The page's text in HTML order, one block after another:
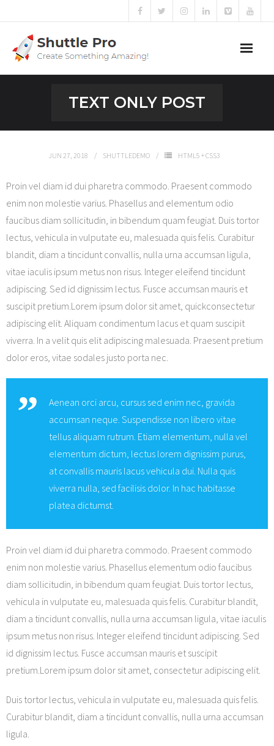
Mega Menu
Shortcodes
Templates
TEXT ONLY POST
JUN 27, 2018 SHUTTLEDEMO HTML5 + CSS3
Proin vel diam id dui pharetra commodo. Praesent commodo
enim non molestie varius. Phasellus and elementum odio
faucibus diam sollicitudin, in bibendum quam feugiat. Duis tortor
lectus, vehicula in vulputate eu, malesuada quis felis. Curabitur
blandit, diam a tincidunt convallis, nulla urna accumsan ligula,
vitae iaculis ipsum metus non risus. Integer eleifend tincidunt
adipiscing. Sed id dignissim lectus. Fusce accumsan mauris et
suscipit pretium.Lorem ipsum dolor sit amet, quickconsectetur
adipiscing elit. Aliquam condimentum lacus et quam suscipit
viverra. In a velit quis elit adipiscing malesuada. Praesent pretium
dolor eros, vitae sodales justo porta nec.
Aenean orci arcu, cursus sed enim nec, gravida
accumsan neque. Suspendisse non libero vitae
tellus aliquam rutrum. Etiam elementum, nulla vel
elementum dictum, lectus lorem dignissim purus,
at convallis mauris lacus vehicula dui. Nulla quis
viverra nulla, sed facilisis dolor. In hac habitasse
platea dictumst.
Proin vel diam id dui pharetra commodo. Praesent commodo
enim non molestie varius. Phasellus elementum odio faucibus
diam sollicitudin, in bibendum quam feugiat. Duis tortor lectus,
vehicula in vulputate eu, malesuada quis felis. Curabitur blandit,
diam a tincidunt convallis, nulla urna accumsan ligula, vitae iaculis
ipsum metus non risus. Integer eleifend tincidunt adipiscing. Sed
id dignissim lectus. Fusce accumsan mauris et suscipit
pretium.Lorem ipsum dolor sit amet, consectetur adipiscing elit.
Duis tortor lectus, vehicula in vulputate eu, malesuada quis felis.
Curabitur blandit, diam a tincidunt convallis, nulla urna accumsan
ligula.